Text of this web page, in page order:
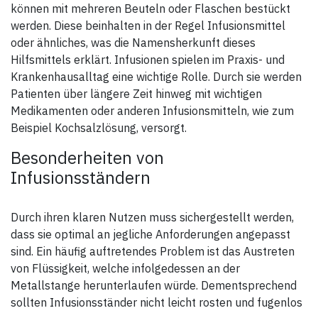
können mit mehreren Beuteln oder Flaschen bestückt
werden. Diese beinhalten in der Regel Infusionsmittel
oder ähnliches, was die Namensherkunft dieses
Hilfsmittels erklärt. Infusionen spielen im Praxis- und
Krankenhausalltag eine wichtige Rolle. Durch sie werden
Patienten über längere Zeit hinweg mit wichtigen
Medikamenten oder anderen Infusionsmitteln, wie zum
Beispiel Kochsalzlösung, versorgt.
Besonderheiten von
Infusionsständern
Durch ihren klaren Nutzen muss sichergestellt werden,
dass sie optimal an jegliche Anforderungen angepasst
sind. Ein häufig auftretendes Problem ist das Austreten
von Flüssigkeit, welche infolgedessen an der
Metallstange herunterlaufen würde. Dementsprechend
sollten Infusionsständer nicht leicht rosten und fugenlos